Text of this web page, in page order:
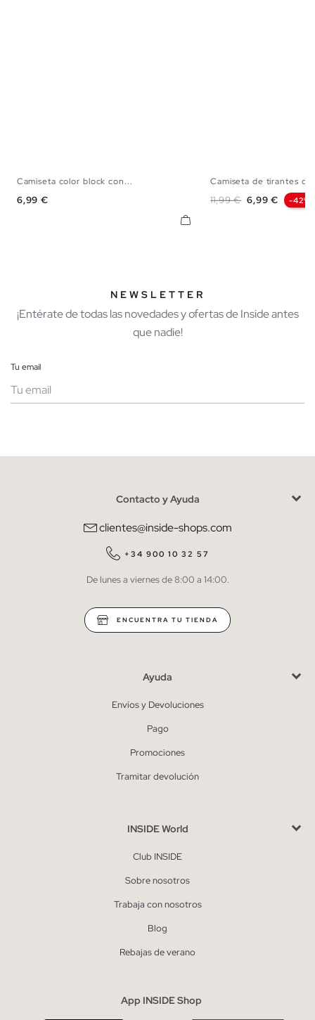
Camiseta color block con...
Precio
6,99 €
Camiseta de tirantes
Precio base
11,99 € Precio
6,99 € -42%
NEWSLETTER
¡Entérate de todas las novedades y ofertas de Inside antes
que nadie!
Tu email
He leído y entiendo lapolítica de privacidad
QUIERO SUSCRIBIRME
* Puedes cancelar la suscripción en cualquier momento.
Contacto y Ayuda
clientes@inside-shops.com
+34 900 10 32 57
De lunes a viernes de 8:00 a 14:00.
ENCUENTRA TU TIENDA
Ayuda
Envíos y Devoluciones
Pago
Promociones
Tramitar devolución
INSIDE World
Club INSIDE
Sobre nosotros
Trabaja con nosotros
Blog
Rebajas de verano
App INSIDE Shop